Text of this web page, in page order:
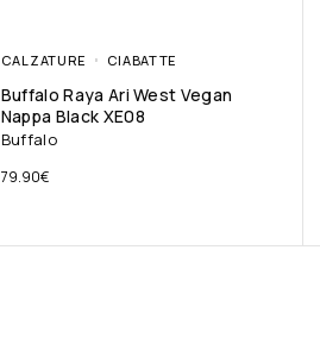
CALZATURE CIABATTE
Buffalo Raya Ari West Vegan
Nappa Black XE08
Buffalo
79.90€